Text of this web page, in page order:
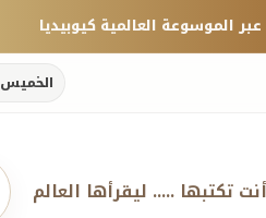
الخميس 06 أغسطس 2026
أنت تكتبها ..... ليقرأها العالم